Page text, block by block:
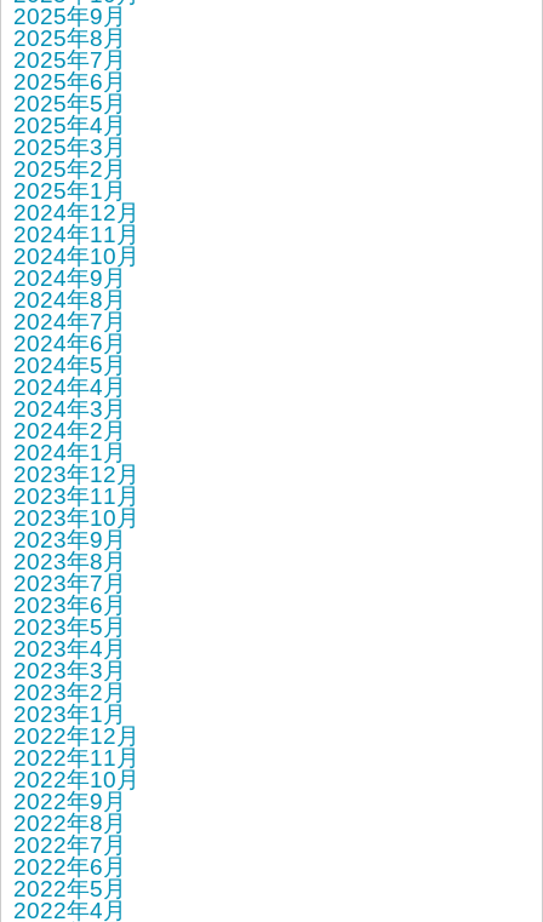
2025年9月
2025年8月
2025年7月
2025年6月
2025年5月
2025年4月
2025年3月
2025年2月
2025年1月
2024年12月
2024年11月
2024年10月
2024年9月
2024年8月
2024年7月
2024年6月
2024年5月
2024年4月
2024年3月
2024年2月
2024年1月
2023年12月
2023年11月
2023年10月
2023年9月
2023年8月
2023年7月
2023年6月
2023年5月
2023年4月
2023年3月
2023年2月
2023年1月
2022年12月
2022年11月
2022年10月
2022年9月
2022年8月
2022年7月
2022年6月
2022年5月
2022年4月